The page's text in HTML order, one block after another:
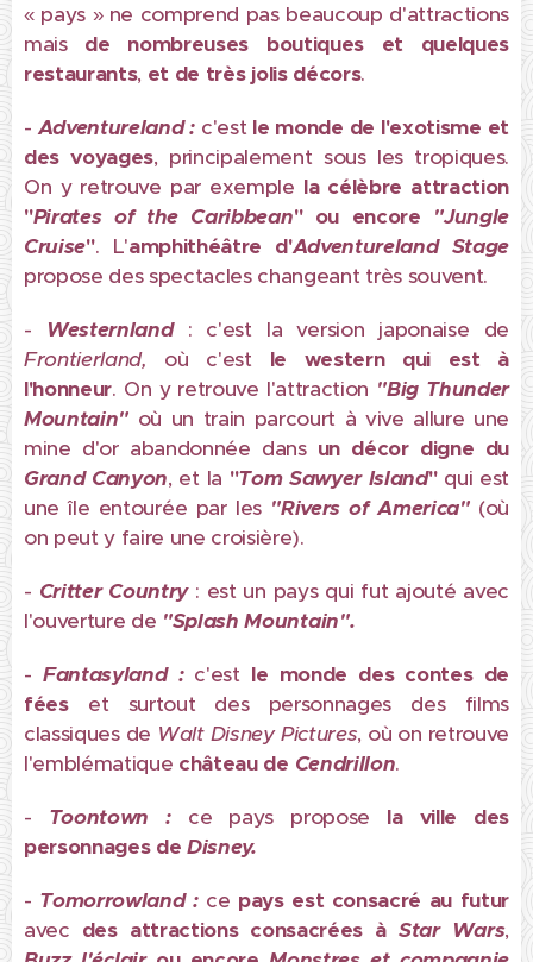
« pays » ne comprend pas beaucoup d'attractions
mais de nombreuses boutiques et quelques
restaurants, et de très jolis décors.
-Adventureland :c'est le monde de l'exotisme et
des voyages, principalement sous les tropiques.
On y retrouve par exemple la célèbre attraction
"Pirates of the Caribbean" ou encore "Jungle
Cruise". L'amphithéâtre d'Adventureland Stage
propose des spectacles changeant très souvent.
- Westernland : c'est la version japonaise de
Frontierland, où c'est le western qui est à
l'honneur. On y retrouve l'attraction "Big Thunder
Mountain" où un train parcourt à vive allure une
mine d'or abandonnée dansun décor digne du
Grand Canyon, et la "Tom Sawyer Island"qui est
une île entourée par les "Rivers of America"(où
on peut y faire une croisière).
- Critter Country : est un pays qui fut ajouté avec
l'ouverture de "Splash Mountain".
- Fantasyland :c'est le monde des contes de
fées et surtout des personnages des films
classiques de Walt Disney Pictures, où on retrouve
l'emblématique château de Cendrillon.
- Toontown :ce pays propose la ville des
personnages deDisney.
- Tomorrowland :ce pays est consacré au futur
avec des attractions consacrées à Star Wars,